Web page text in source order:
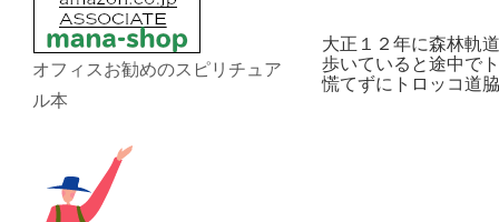
大正１２年に森林軌
歩いていると途中で
慌てずにトロッコ道
オフィスお勧めのスピリチュア
ル本